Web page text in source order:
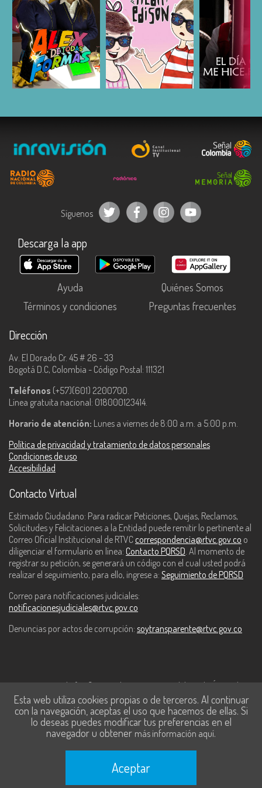
ESCUCHAR ESCUCHAR
Síguenos
Descarga la app
Ayuda
Quiénes Somos
Términos y condiciones
Preguntas frecuentes
Dirección
Av. El Dorado Cr. 45 # 26 - 33
Bogotá D.C, Colombia - Código Postal: 111321
Teléfonos (+57)(601) 2200700.
Línea gratuita nacional: 018000123414.
Horario de atención: Lunes a viernes de 8:00 a.m. a 5:00 p.m.
Política de privacidad y tratamiento de datos personales
Condiciones de uso
Accesibilidad
Contacto Virtual
Estimado Ciudadano: Para radicar Peticiones, Quejas, Reclamos,
Solicitudes y Felicitaciones a la Entidad puede remitir lo pertinente al
Correo Oficial Institucional de RTVC correspondencia@rtvc.gov.co o
diligenciar el formulario en línea: Contacto PQRSD. Al momento de
registrar su petición, se generará un código con el cual usted podrá
realizar el seguimiento, para ello, ingrese a: Seguimiento de PQRSD
Correo para notificaciones judiciales:
notificacionesjudiciales@rtvc.gov.co
Denuncias por actos de corrupción: soytransparente@rtvc.gov.co
Este contenido fue financiado con recursos del Fondo Único de
Tecnologías de la Información y las Comunicaciones de MinTic.
Esta web utiliza cookies propias o de terceros. Al continuar
con la navegación, aceptas el uso que hacemos de ellas. Si
lo deseas puedes modificar tus preferencias en el
navegador u obtener más información aquí.
Aceptar